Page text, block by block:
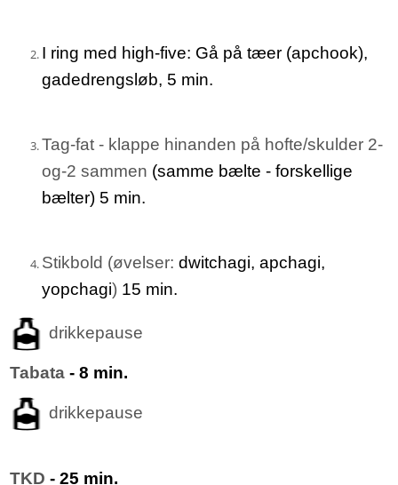
I ring med high-five: Gå på tæer (apchook),
gadedrengsløb, 5 min.
Tag-fat - klappe hinanden på hofte/skulder 2-
og-2 sammen (samme bælte - forskellige
bælter) 5 min.
Stikbold (øvelser: dwitchagi, apchagi,
yopchagi) 15 min.
drikkepause
Tabata- 8 min.
drikkepause
TKD - 25 min.